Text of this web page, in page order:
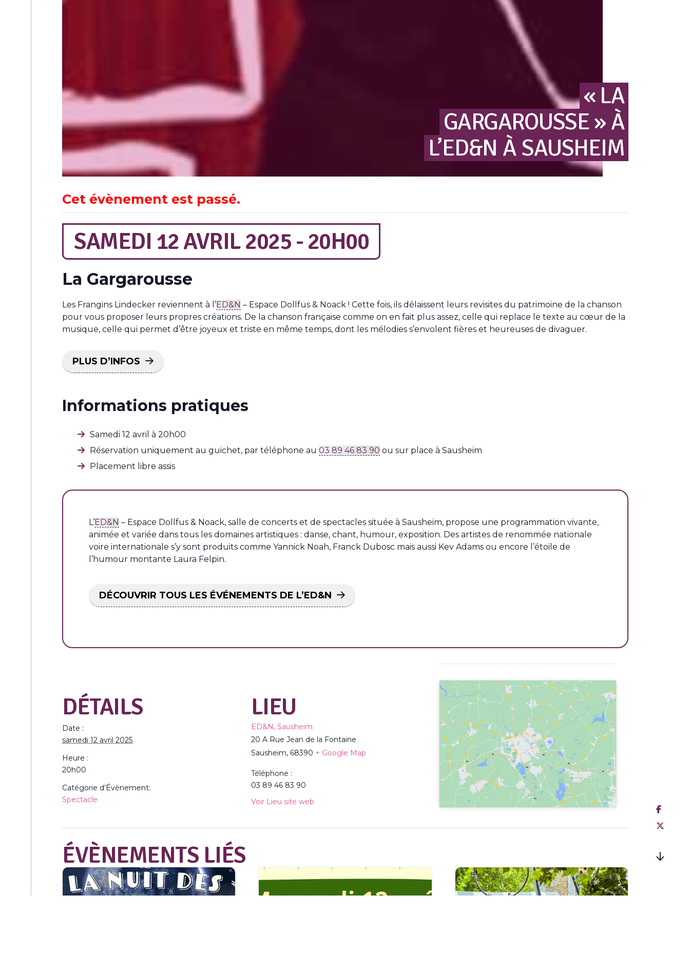
« LA
GARGAROUSSE » À
L’ED&N À SAUSHEIM
Cet évènement est passé.
SAMEDI 12 AVRIL 2025 - 20H00
La Gargarousse
Les Frangins Lindecker reviennent à l’ED&N – Espace Dollfus & Noack ! Cette fois, ils délaissent leurs revisites du patrimoine de la chanson
pour vous proposer leurs propres créations. De la chanson française comme on en fait plus assez, celle qui replace le texte au cœur de la
musique, celle qui permet d’être joyeux et triste en même temps, dont les mélodies s’envolent fières et heureuses de divaguer.
PLUS D’INFOS
Informations pratiques
Samedi 12 avril à 20h00
Réservation uniquement au guichet, par téléphone au 03 89 46 83 90 ou sur place à Sausheim
Placement libre assis
L’ED&N – Espace Dollfus & Noack, salle de concerts et de spectacles située à Sausheim, propose une programmation vivante,
animée et variée dans tous les domaines artistiques : danse, chant, humour, exposition. Des artistes de renommée nationale
voire internationale s’y sont produits comme Yannick Noah, Franck Dubosc mais aussi Kev Adams ou encore l’étoile de
l’humour montante Laura Felpin.
DÉCOUVRIR TOUS LES ÉVÉNEMENTS DE L’ED&N
DÉTAILS
Date :
samedi 12 avril 2025
Heure :
20h00
Catégorie d’Évènement:
Spectacle
LIEU
ED&N, Sausheim
20 A Rue Jean de la Fontaine
Sausheim, 68390 + Google Map
Téléphone :
03 89 46 83 90
Voir Lieu site web
ÉVÈNEMENTS LIÉS